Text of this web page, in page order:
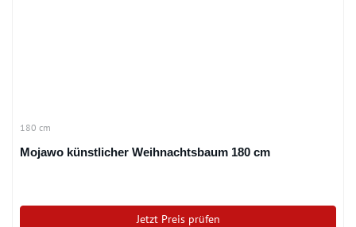
180 cm
Mojawo künstlicher Weihnachtsbaum 180 cm
Jetzt Preis prüfen